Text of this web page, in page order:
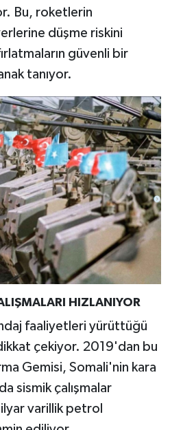
Bu, roketlerin
düşme riskini
güvenli bir
tanıyor.
HIZLANIYOR
faaliyetleri yürüttüğü
çekiyor. 2019'dan bu
Gemisi, Somali'nin kara
sismik çalışmalar
varillik petrol